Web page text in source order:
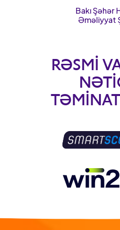
Bakı Şəhər
Əməliyyat
RƏSMI